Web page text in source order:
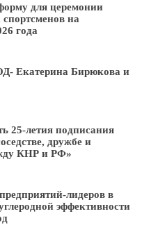
для церемонии
на
года
Екатерина Бирюкова и
25-летия подписания
дружбе и
КНР и РФ»
лидеров в
эффективности